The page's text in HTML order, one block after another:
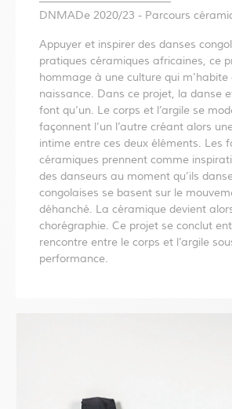
DNMADe 2020/23 - Parcours
Appuyer et inspirer des danses
pratiques céramiques africaines, ce
hommage à une culture qui m'habite
naissance. Dans ce projet, la danse
font qu’un. Le corps et l’argile se
façonnent l’un l’autre créant alors
intime entre ces deux éléments. Les
céramiques prennent comme
des danseurs au moment qu’ils
congolaises se basent sur le
déhanché. La céramique devient
chorégraphie. Ce projet se conclut
rencontre entre le corps et l’argile
performance.